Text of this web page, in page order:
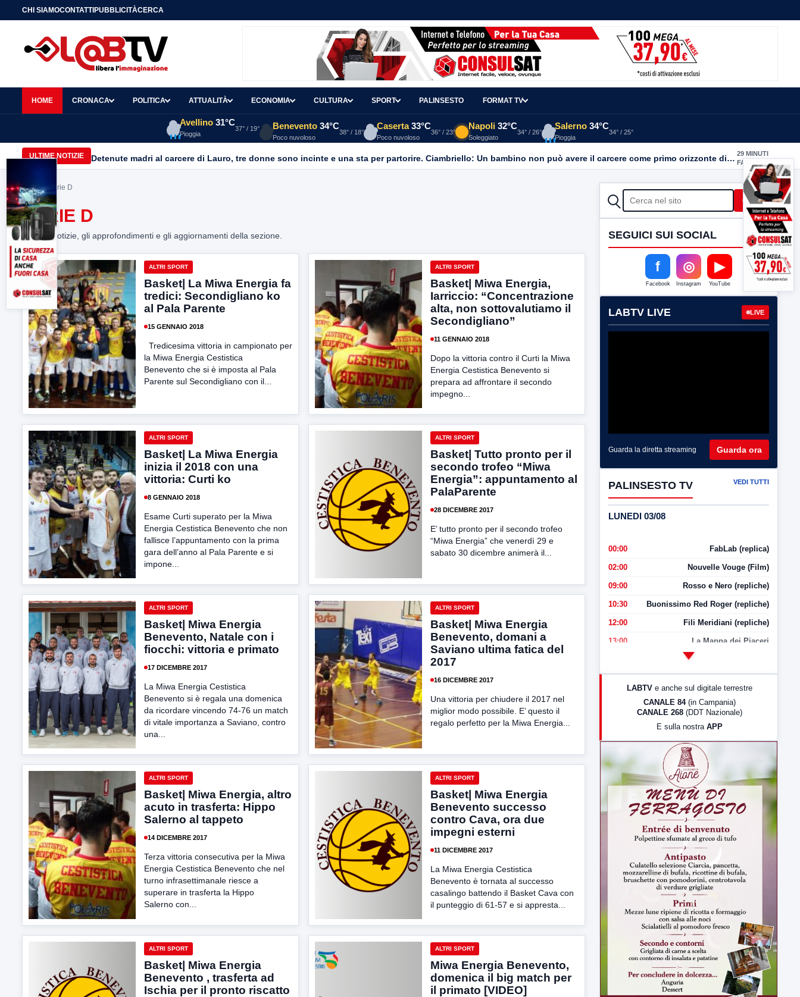
CHI SIAMOCONTATTIPUBBLICITÀCERCA
HOME CRONACA POLITICA ATTUALITÀ ECONOMIA CULTURA SPORT PALINSESTO FORMAT TV
Avellino 31°C
Pioggia
37° / 19° Benevento 34°C
Poco nuvoloso
38° / 18°
Caserta 33°C
Poco nuvoloso
36° / 23°
Napoli 32°C
Soleggiato
34° / 26°
Salerno 34°C
Pioggia
34° / 25°
ULTIME NOTIZIE Detenute madri al carcere di Lauro, tre donne sono incinte e una sta per partorire. Ciambriello: Un bambino non può avere il carcere come primo orizzonte di vita 29 MINUTI
FA
Home> serie D
SERIE D
Tutte le notizie, gli approfondimenti e gli aggiornamenti della sezione.
ALTRI SPORT
Basket| La Miwa Energia fa
tredici: Secondigliano ko
al Pala Parente
15 GENNAIO 2018
Tredicesima vittoria in campionato per
la Miwa Energia Cestistica
Benevento che si è imposta al Pala
Parente sul Secondigliano con il...
ALTRI SPORT
Basket| Miwa Energia,
Iarriccio: “Concentrazione
alta, non sottovalutiamo il
Secondigliano”
11 GENNAIO 2018
Dopo la vittoria contro il Curti la Miwa
Energia Cestistica Benevento si
prepara ad affrontare il secondo
impegno...
ALTRI SPORT
Basket| La Miwa Energia
inizia il 2018 con una
vittoria: Curti ko
8 GENNAIO 2018
Esame Curti superato per la Miwa
Energia Cestistica Benevento che non
fallisce l’appuntamento con la prima
gara dell’anno al Pala Parente e si
impone...
ALTRI SPORT
Basket| Tutto pronto per il
secondo trofeo “Miwa
Energia”: appuntamento al
PalaParente
28 DICEMBRE 2017
E’ tutto pronto per il secondo trofeo
“Miwa Energia” che venerdì 29 e
sabato 30 dicembre animerà il...
ALTRI SPORT
Basket| Miwa Energia
Benevento, Natale con i
fiocchi: vittoria e primato
17 DICEMBRE 2017
La Miwa Energia Cestistica
Benevento si è regala una domenica
da ricordare vincendo 74-76 un match
di vitale importanza a Saviano, contro
una...
ALTRI SPORT
Basket| Miwa Energia
Benevento, domani a
Saviano ultima fatica del
2017
16 DICEMBRE 2017
Una vittoria per chiudere il 2017 nel
miglior modo possibile. E’ questo il
regalo perfetto per la Miwa Energia...
ALTRI SPORT
Basket| Miwa Energia, altro
acuto in trasferta: Hippo
Salerno al tappeto
14 DICEMBRE 2017
Terza vittoria consecutiva per la Miwa
Energia Cestistica Benevento che nel
turno infrasettimanale riesce a
superare in trasferta la Hippo
Salerno con...
ALTRI SPORT
Basket| Miwa Energia
Benevento successo
contro Cava, ora due
impegni esterni
11 DICEMBRE 2017
La Miwa Energia Cestistica
Benevento è tornata al successo
casalingo battendo il Basket Cava con
il punteggio di 61-57 e si appresta...
ALTRI SPORT
Basket| Miwa Energia
Benevento , trasferta ad
Ischia per il pronto riscatto
ALTRI SPORT
Miwa Energia Benevento,
domenica il big match per
il primato [VIDEO]
CERCA Cerca
SEGUICI SUI SOCIAL
f
Facebook
◎
Instagram
▶
YouTube
LABTV LIVE LIVE
Guarda la diretta streaming Guarda ora
PALINSESTO TV VEDI TUTTI
LUNEDI 03/08
00:00 FabLab (replica)
02:00 Nouvelle Vouge (Film)
09:00 Rosso e Nero (repliche)
10:30 Buonissimo Red Roger (repliche)
12:00 Fili Meridiani (repliche)
13:00 La Mappa dei Piaceri
LabNews (Diretta)
LabNews (replica)
LABTV e anche sul digitale terrestre
CANALE 84 (in Campania)
CANALE 268 (DDT Nazionale)
E sulla nostra APP